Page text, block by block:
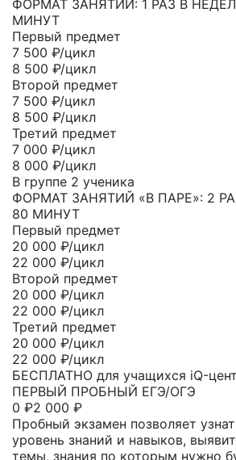
ФОРМАТ ЗАНЯТИЙ: 1 РАЗ В
МИНУТ
Первый предмет
7 500 ₽/цикл
8 500 ₽/цикл
Второй предмет
7 500 ₽/цикл
8 500 ₽/цикл
Третий предмет
7 000 ₽/цикл
8 000 ₽/цикл
В группе 2 ученика
ФОРМАТ ЗАНЯТИЙ «В ПАРЕ»: 2
80 МИНУТ
Первый предмет
20 000 ₽/цикл
22 000 ₽/цикл
Второй предмет
20 000 ₽/цикл
22 000 ₽/цикл
Третий предмет
20 000 ₽/цикл
22 000 ₽/цикл
БЕСПЛАТНО для учащихся iQ-
ПЕРВЫЙ ПРОБНЫЙ ЕГЭ/ОГЭ
0 ₽2 000 ₽
Пробный экзамен позволяет
уровень знаний и навыков,
темы, знания по которым нужно